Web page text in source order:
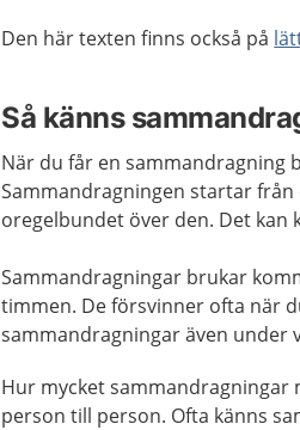
Den här texten finns också på
Så känns
När du får en sammandragning
Sammandragningen startar
oregelbundet över den. Det kan
Sammandragningar brukar
timmen. De försvinner ofta när
sammandragningar även under
Hur mycket
person till person. Ofta känns